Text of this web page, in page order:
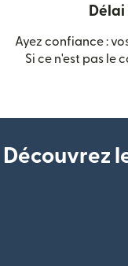
Ayez confiance :
Si ce n'est pas le
Découvrez